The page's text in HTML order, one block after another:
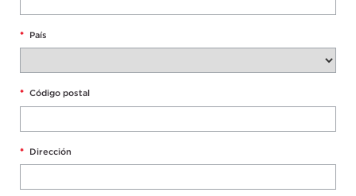
* País
* Código postal
* Dirección